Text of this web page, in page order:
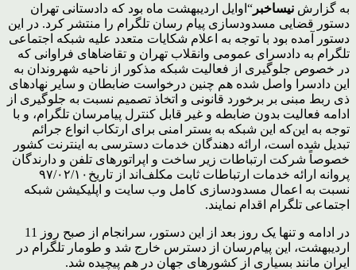
به گزارش نیساخبر “اوایل اردیبهشت ماه بود که دادستانی تهران
دستور قضایی مسدودسازی پیام رسان تلگرام را منتشر کرد. در این
دستور آمده بود با توجه به اعلام شکایات متعدد علیه شبکه اجتماعی
تلگرام به دادسرای عمومی وانقلاب تهران و تقاضاهای فراوانی که
در خصوص جلوگیری از فعالیت شبکه مذکور از ناحیه شهروندان به
این دادسرا واصل شده هم چنین درخواست ضابطان و سایر نهادهای
ذی ربط مبنی بر برخورد قانونی و اتخاذ تصمیم نسبت به جلوگیری از
ادامه فعالیت بدون ضابطه و غیر قابل کنترل پیام­رسان تلگرام، و با
توجه به این‌که این شبکه به بستر امنی برای ارتکاب انواع جرائم
تبدیل شده است، ارائه دهندگان خدمات دسترسی به اینترنت کشور
خصوصاً شرکت ارتباطات زیر ساخت و اپراتورهای تلفن و دارندگان
پروانه ارائه خدمات ارتباطات ثابت مکلف‌­اند از تاریخ۹۷/۰۲/۱۰
نسبت به اعمال مسدودسازی کامل وب سایت و اپلیکیشن شبکه
اجتماعی تلگرام اقدام نمایند.
در ادامه و تنها یک روز بعد از این دستور، سرانجام از صبح روز 11
اردیبهشت، این پیام‌رسان از دسترس خارج شد و طومار تلگرام در
ایران مانند بسیاری از کشورهای جهان در هم پیچیده شد.